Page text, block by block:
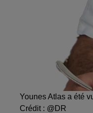
Younes Atlas a été
Crédit : @DR